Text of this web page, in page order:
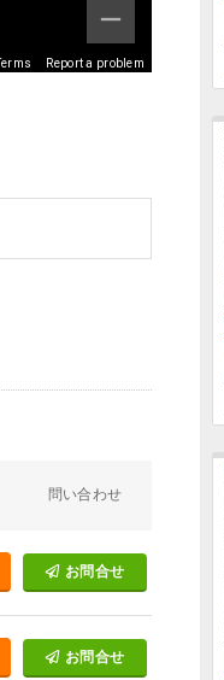
Terms Report a problem
問い合わせ
お問合せ
お問合せ